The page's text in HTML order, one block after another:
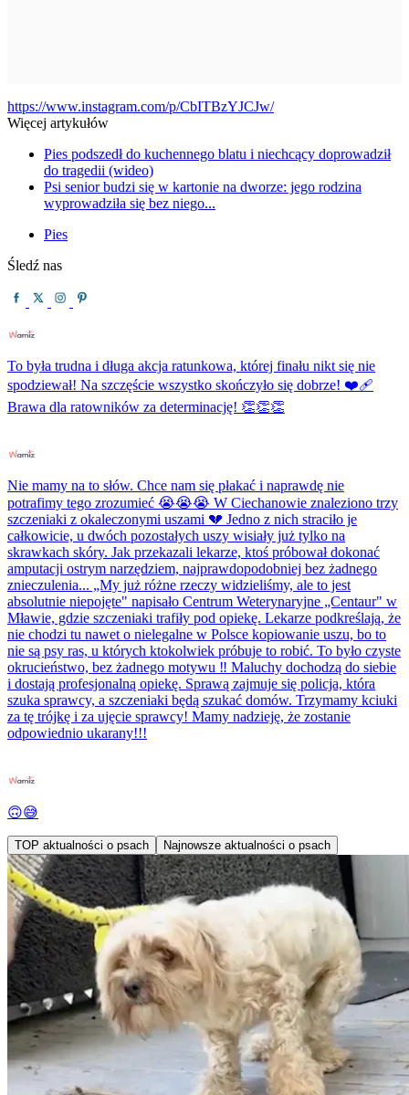
https://www.instagram.com/p/CbITBzYJCJw/
Więcej artykułów
Pies podszedł do kuchennego blatu i niechcący doprowadził
do tragedii (wideo)
Psi senior budzi się w kartonie na dworze: jego rodzina
wyprowadziła się bez niego...
Pies
Śledź nas
To była trudna i długa akcja ratunkowa, której finału nikt się nie
spodziewał! Na szczęście wszystko skończyło się dobrze! ❤️‍🩹
Brawa dla ratowników za determinację! 👏👏👏
Nie mamy na to słów. Chce nam się płakać i naprawdę nie
potrafimy tego zrozumieć 😭😭😭 W Ciechanowie znaleziono trzy
szczeniaki z okaleczonymi uszami 💔 Jedno z nich straciło je
całkowicie, u dwóch pozostałych uszy wisiały już tylko na
skrawkach skóry. Jak przekazali lekarze, ktoś próbował dokonać
amputacji ostrym narzędziem, najprawdopodobniej bez żadnego
znieczulenia... „My już różne rzeczy widzieliśmy, ale to jest
absolutnie niepojęte" napisało Centrum Weterynaryjne „Centaur" w
Mławie, gdzie szczeniaki trafiły pod opiekę. Lekarze podkreślają, że
nie chodzi tu nawet o nielegalne w Polsce kopiowanie uszu, bo to
nie są psy ras, u których ktokolwiek próbuje to robić. To było czyste
okrucieństwo, bez żadnego motywu ‼️ Maluchy dochodzą do siebie
i dostają profesjonalną opiekę. Sprawą zajmuje się policja, która
szuka sprawcy, a szczeniaki będą szukać domów. Trzymamy kciuki
za tę trójkę i za ujęcie sprawcy! Mamy nadzieję, że zostanie
odpowiednio ukarany!!!
🙃😅
TOP aktualności o psach Najnowsze aktualności o psach